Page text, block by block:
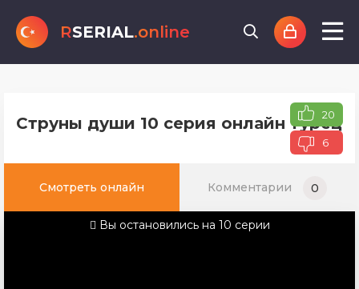
RSERIAL.online
Струны души 10 серия онлайн 20
6
Смотреть онлайн Комментарии 0
Вы остановились на 10 серии